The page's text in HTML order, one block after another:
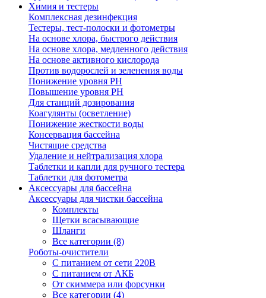
Химия и тестеры
Комплексная дезинфекция
Тестеры, тест-полоски и фотометры
На основе хлора, быстрого действия
На основе хлора, медленного действия
На основе активного кислорода
Против водорослей и зеленения воды
Понижение уровня РН
Повышение уровня РН
Для станций дозирования
Коагулянты (осветление)
Понижение жесткости воды
Консервация бассейна
Чистящие средства
Удаление и нейтрализация хлора
Таблетки и капли для ручного тестера
Таблетки для фотометра
Аксессуары для бассейна
Аксессуары для чистки бассейна
Комплекты
Щетки всасывающие
Шланги
Все категории (8)
Роботы-очистители
С питанием от сети 220В
С питанием от АКБ
От скиммера или форсунки
Все категории (4)